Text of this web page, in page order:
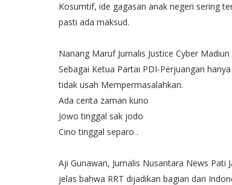
Kosumtif, ide gagasan anak negeri sering
pasti ada maksud.
Nanang Maruf Jurnalis Justice Cyber Madiun
Sebagai Ketua Partai PDI-Perjuangan
tidak usah Mempermasalahkan.
Ada cerita zaman kuno
Jowo tinggal sak jodo
Cino tinggal separo .
Aji Gunawan, Jurnalis Nusantara News
jelas bahwa RRT dijadikan bagian dari